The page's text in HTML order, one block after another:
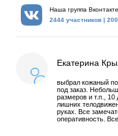
Наша группа Вконтакте
2444 участников |
Екатерина
выбрал кожаный
под заказ.
размеров и т.п., 10
лишних
руках. Все
оперативность.